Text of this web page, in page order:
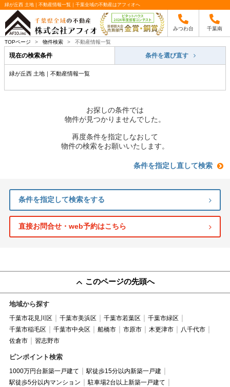
緑が丘西 土地｜不動産情報一覧｜千葉全域の不動産はアフィオへ
みつわ台 千葉南
TOPページ > 物件検索 > 不動産情報一覧
現在の検索条件 条件を選び直す
緑が丘西 土地｜不動産情報一覧
お探しの条件では
物件が見つかりませんでした。
再度条件を指定しなおして
物件の検索をお願いいたします。
条件を指定し直して検索
条件を指定して検索をする
直接お問合せ・web予約はこちら
このページの先頭へ
地域から探す
千葉市花見川区 千葉市美浜区 千葉市若葉区
千葉市緑区
千葉市稲毛区
千葉市中央区 船橋市 市原市 木更津市
八千代市
佐倉市
習志野市
ピンポイント検索
1000万円台新築一戸建て
駅徒歩15分以内新築一戸建
駅徒歩5分以内マンション
駐車場2台以上新築一戸建て